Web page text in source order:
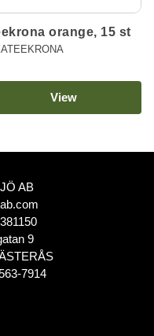
orange, 15 st
View
AB
9
7914